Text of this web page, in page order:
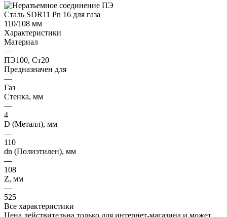
Характеристики
Материал
—
ПЭ100, Ст20
Предназначен для
—
Газ
Стенка, мм
—
4
D (Металл), мм
—
110
dn (Полиэтилен), мм
—
108
Z, мм
—
525
Все характеристики
Цена действительна только для интернет-магазина и может